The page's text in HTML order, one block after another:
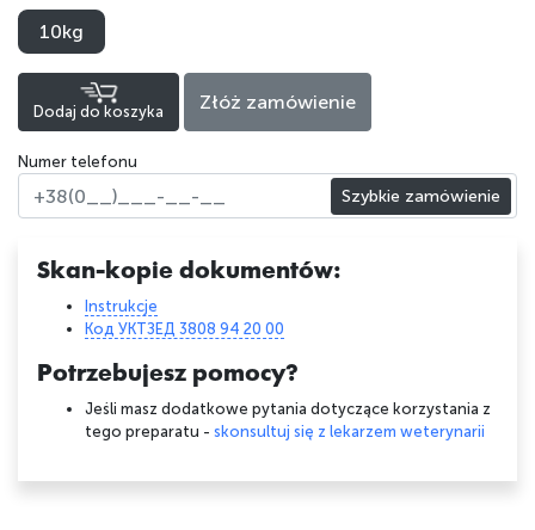
10kg
Dodaj do koszyka Złóż zamówienie
Numer telefonu
Szybkie zamówienie
Skan-kopie dokumentów:
Instrukcje
Код УКТЗЕД 3808 94 20 00
Potrzebujesz pomocy?
Jeśli masz dodatkowe pytania dotyczące korzystania z
tego preparatu - skonsultuj się z lekarzem weterynarii